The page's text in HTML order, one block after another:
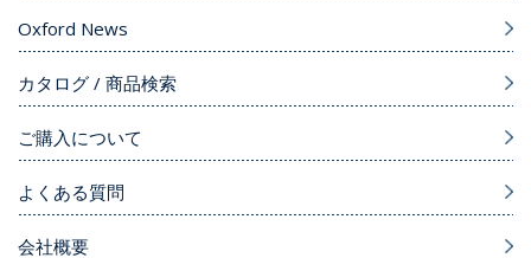
Oxford News
カタログ / 商品検索
ご購入について
よくある質問
会社概要